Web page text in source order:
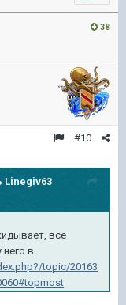
38
#10
Linegiv63
всё
в
topic/20163